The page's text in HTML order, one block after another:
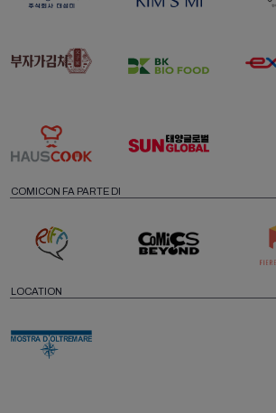
COMICON FA PARTE DI
LOCATION